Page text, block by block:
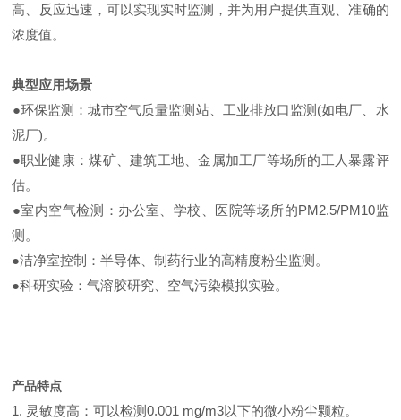
高、反应迅速，可以实现实时监测，并为用户提供直观、准确的
浓度值。
典型应用场景​​
●环保监测​​：城市空气质量监测站、工业排放口监测(如电厂、水
泥厂)。
●职业健康​​：煤矿、建筑工地、金属加工厂等场所的工人暴露评
估。
●室内空气检测​​：办公室、学校、医院等场所的PM2.5/PM10监
测。
●洁净室控制​​：半导体、制药行业的高精度粉尘监测。
●​​科研实验​​：气溶胶研究、空气污染模拟实验。
产品特点
1. 灵敏度高：可以检测0.001 mg/m3以下的微小粉尘颗粒。